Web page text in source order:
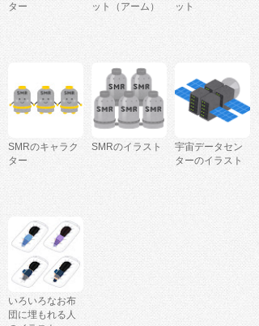
ター
ット（アーム）
ット
SMRのキャラク
ター
SMRのイラスト
宇宙データセン
ターのイラスト
いろいろなお布
団に埋もれる人